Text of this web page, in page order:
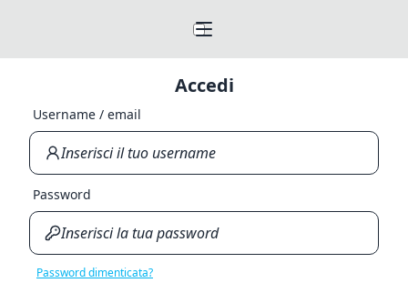
Accedi
Username / email
Password
Password dimenticata?